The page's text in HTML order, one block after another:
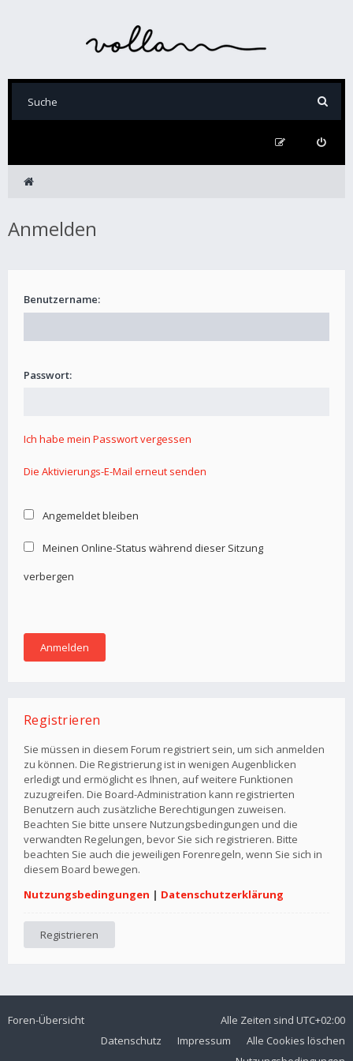
Anmelden
Benutzername:
Passwort:
Ich habe mein Passwort vergessen
Die Aktivierungs-E-Mail erneut senden
Angemeldet bleiben
Meinen Online-Status während dieser Sitzung
verbergen
Registrieren
Sie müssen in diesem Forum registriert sein, um sich anmelden
zu können. Die Registrierung ist in wenigen Augenblicken
erledigt und ermöglicht es Ihnen, auf weitere Funktionen
zuzugreifen. Die Board-Administration kann registrierten
Benutzern auch zusätzliche Berechtigungen zuweisen.
Beachten Sie bitte unsere Nutzungsbedingungen und die
verwandten Regelungen, bevor Sie sich registrieren. Bitte
beachten Sie auch die jeweiligen Forenregeln, wenn Sie sich in
diesem Board bewegen.
Nutzungsbedingungen | Datenschutzerklärung
Registrieren
Foren-Übersicht Alle Zeiten sind UTC+02:00
Alle Cookies löschen
Impressum
Datenschutz